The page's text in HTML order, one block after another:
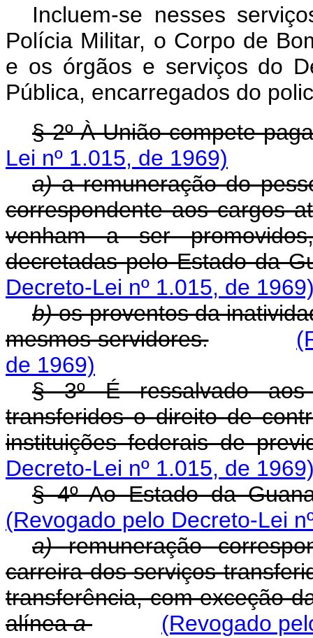
Incluem-se nesses
Polícia Militar, o Corpo de
e os órgãos e serviços do
Pública, encarregados do
§ 2º À União compete
Lei nº 1.015, de 1969)
a)a remuneração do
correspondente aos cargos
venham a ser
decretadas pelo Estado da
Decreto-Lei nº 1.015, de
b)os proventos da
mesmos servidores.
de 1969)
§ 3º É ressalvado aos
transferidos o direito de
instituições federais de
Decreto-Lei nº 1.015, de
§ 4º Ao Estado da
(Revogado pelo Decreto-Lei
a)remuneração
carreira dos serviços
transferência, com exceção
alíneaa
(Revogado